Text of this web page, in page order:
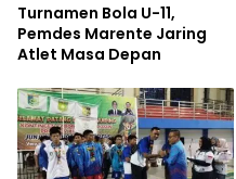
Turnamen Bola U-11,
Pemdes Marente Jaring
Atlet Masa Depan